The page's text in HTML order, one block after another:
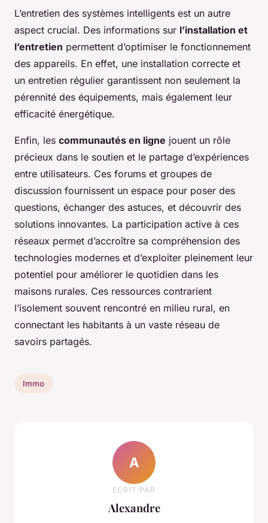
L’entretien des systèmes intelligents est un autre
aspect crucial. Des informations sur l’installation et
l’entretien permettent d’optimiser le fonctionnement
des appareils. En effet, une installation correcte et
un entretien régulier garantissent non seulement la
pérennité des équipements, mais également leur
efficacité énergétique.
Enfin, les communautés en ligne jouent un rôle
précieux dans le soutien et le partage d’expériences
entre utilisateurs. Ces forums et groupes de
discussion fournissent un espace pour poser des
questions, échanger des astuces, et découvrir des
solutions innovantes. La participation active à ces
réseaux permet d’accroître sa compréhension des
technologies modernes et d’exploiter pleinement leur
potentiel pour améliorer le quotidien dans les
maisons rurales. Ces ressources contrarient
l’isolement souvent rencontré en milieu rural, en
connectant les habitants à un vaste réseau de
savoirs partagés.
Immo
A
ECRIT PAR
Alexandre